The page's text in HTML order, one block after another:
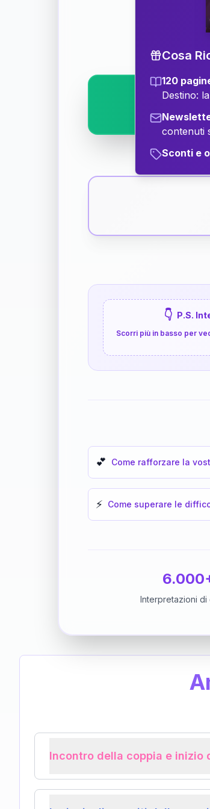
Scopri
👇 P.S.
Scorri più in basso per
💕 Come rafforzare la
⚡ Come superare le
Interpretazioni di
Incontro della coppia e inizio
Cosa
120
Destino:
contenuti
Sconti e